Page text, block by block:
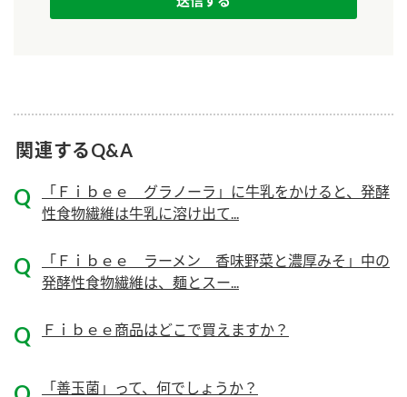
ふりかけ おすしの素
カンタン酢
かおりの蔵
鍋なび
PIN印
千夜
スペシャルサイト
ミツカングループについて
ミツカンの歴史
環境への取り組み
ZENB initiative
MIM（ミツカンミュージアム）
各部門が大切にしていること
採用情報
ニュースリリース
お客様の声をいかしました
販売終了製品のご案内
関連するQ&A
「Ｆｉｂｅｅ グラノーラ」に牛乳をかけると、発酵
性食物繊維は牛乳に溶け出て...
「Ｆｉｂｅｅ ラーメン 香味野菜と濃厚みそ」中の
発酵性食物繊維は、麺とスー...
Ｆｉｂｅｅ商品はどこで買えますか？
「善玉菌」って、何でしょうか？